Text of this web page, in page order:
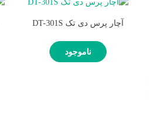
آچار پرس دی تک DT-301S
ناموجود